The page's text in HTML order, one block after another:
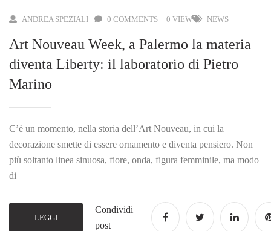
ANDREA SPEZIALI 0 COMMENTS 0 VIEW NEWS
Art Nouveau Week, a Palermo la materia
diventa Liberty: il laboratorio di Pietro
Marino
C’è un momento, nella storia dell’Art Nouveau, in cui la
decorazione smette di essere ornamento e diventa pensiero. Non
più soltanto linea sinuosa, fiore, onda, figura femminile, ma modo
di
LEGGI
Condividi
post